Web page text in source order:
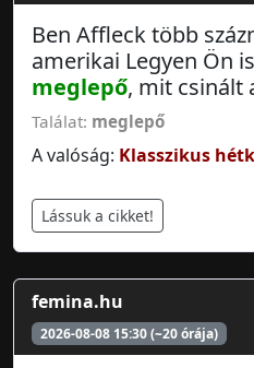
Ben Affleck több
amerikai Legyen Ön
meglepő, mit csinált
Találat: meglepő
A valóság: Klasszikus
Lássuk a cikket!
femina.hu
2026-08-08 15:30 (~20 órája)